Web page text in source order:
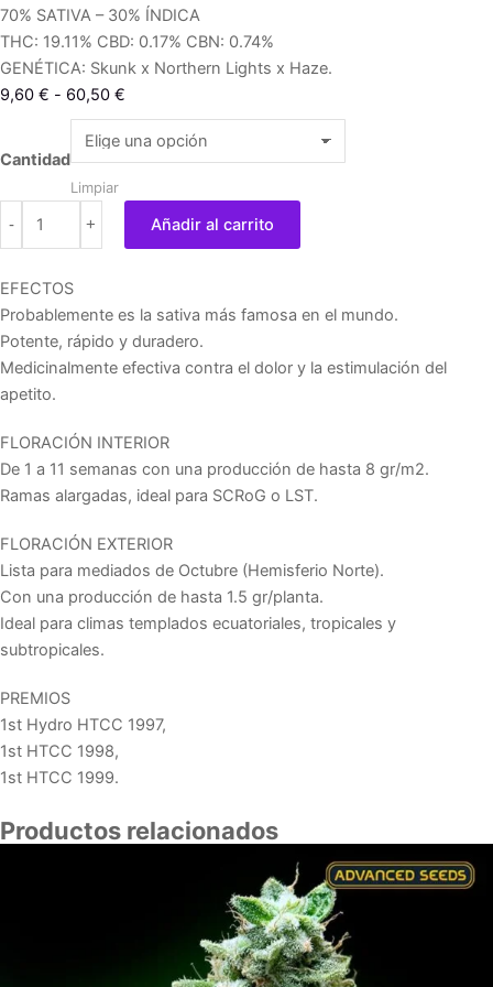
70% SATIVA – 30% ÍNDICA
THC: 19.11% CBD: 0.17% CBN: 0.74%
GENÉTICA: Skunk x Northern Lights x Haze.
9,60 € - 60,50 €
de
precios:
9,60 €
hasta
60,50 €
Cantidad
Limpiar
-
Silver
+ Añadir al carrito
EFECTOS
Probablemente es la sativa más famosa en el mundo.
Potente, rápido y duradero.
Medicinalmente efectiva contra el dolor y la estimulación del
apetito.
FLORACIÓN INTERIOR
De 1 a 11 semanas con una producción de hasta 8 gr/m2.
Ramas alargadas, ideal para SCRoG o LST.
FLORACIÓN EXTERIOR
Lista para mediados de Octubre (Hemisferio Norte).
Con una producción de hasta 1.5 gr/planta.
Ideal para climas templados ecuatoriales, tropicales y
subtropicales.
PREMIOS
1st Hydro HTCC 1997,
1st HTCC 1998,
1st HTCC 1999.
Productos relacionados